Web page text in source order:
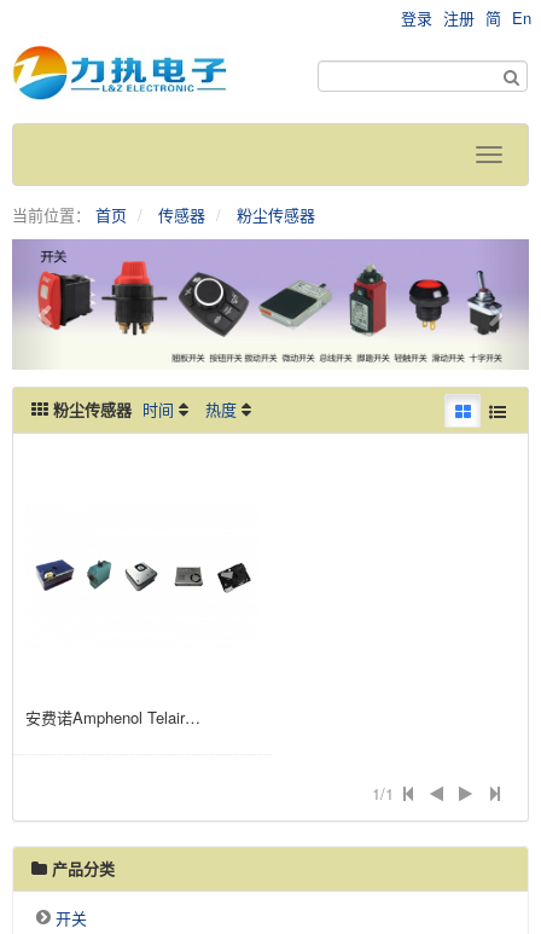
登录 注册 简 En
当前位置： 首页 传感器 粉尘传感器
粉尘传感器 时间 热度
安费诺Amphenol Telaire SM-PWM-01C 智能粉尘传感器 SM-PWM-01S 智能粉尘传感器 SM-UART-01D 双通道粉尘传感器 ​Telaire SM-UART-01L+ 激光粉尘传感器 ​ Telaire SM-UART-04L 激光粉尘浓度传感器
1/1
产品分类
开关